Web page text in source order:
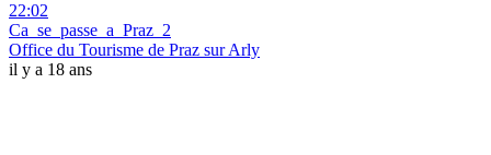
22:02
Ca_se_passe_a_Praz_2
Office du Tourisme de Praz sur Arly
il y a 18 ans